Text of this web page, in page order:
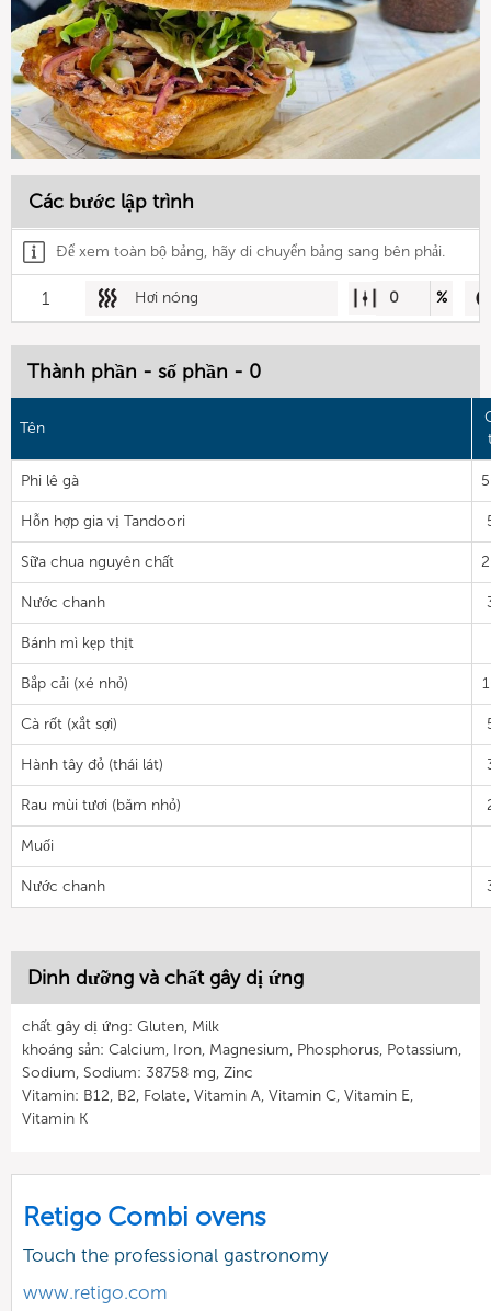
Các bước lập trình
Để xem toàn bộ bảng, hãy di chuyển bảng sang bên phải.
1 Hơi nóng 0 %
Thành phần - số phần - 0
Tên
Phi lê gà
Hỗn hợp gia vị Tandoori
Sữa chua nguyên chất
Nước chanh
Bánh mì kẹp thịt
Bắp cải (xé nhỏ)
Cà rốt (xắt sợi)
Hành tây đỏ (thái lát)
Rau mùi tươi (băm nhỏ)
Muối
Nước chanh
Dinh dưỡng và chất gây dị ứng
chất gây dị ứng: Gluten, Milk
khoáng sản: Calcium, Iron, Magnesium, Phosphorus, Potassium,
Sodium, Sodium: 38758 mg, Zinc
Vitamin: B12, B2, Folate, Vitamin A, Vitamin C, Vitamin E,
Vitamin K
Retigo Combi ovens
Touch the professional gastronomy
www.retigo.com